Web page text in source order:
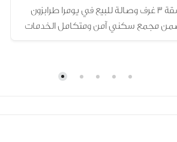
شقة 3 غرف وصالة للبيع في يومرا طرابزون
مجمع سكني آمن ومتكامل الخدمات